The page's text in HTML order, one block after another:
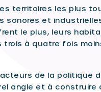
territoires les plus
sonores et
le plus, leurs
trois à quatre fois
de la politique
angle et à construire